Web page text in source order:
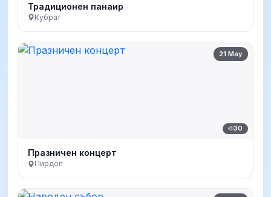
Традиционен панаир
Кубрат
21 May
30
Празничен концерт
Пирдоп